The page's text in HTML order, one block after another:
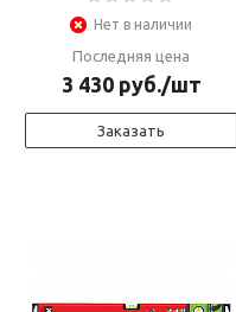
Нет в наличии
Последняя цена
3 430руб./шт
Заказать